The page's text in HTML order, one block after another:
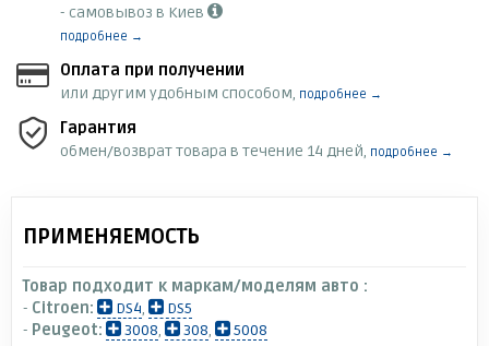
- самовывоз в Киев
подробнее →
Оплата при получении
или другим удобным способом, подробнее →
Гарантия
обмен/возврат товара в течение 14 дней, подробнее →
ПРИМЕНЯЕМОСТЬ
Товар подходит к маркам/моделям авто :
- Citroen: DS4,
DS5
- Peugeot: 3008, 308,
5008